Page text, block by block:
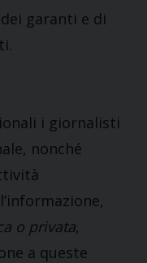
garanti e di
i giornalisti
nonché
o privata,
a queste